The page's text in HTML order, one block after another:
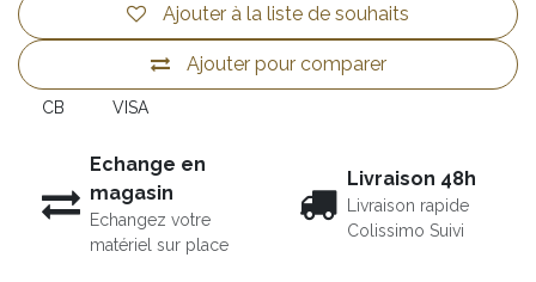
Ajouter pour comparer
Ajouter à la liste de souhaits
CB VISA
Echange en
magasin
Echangez votre
matériel sur place
Livraison 48h
Livraison rapide
Colissimo Suivi